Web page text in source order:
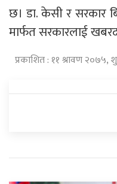
छ। डा. केसी र सरकार
मार्फत सरकारलाई
प्रकाशित : ११ श्रावण २०७५,